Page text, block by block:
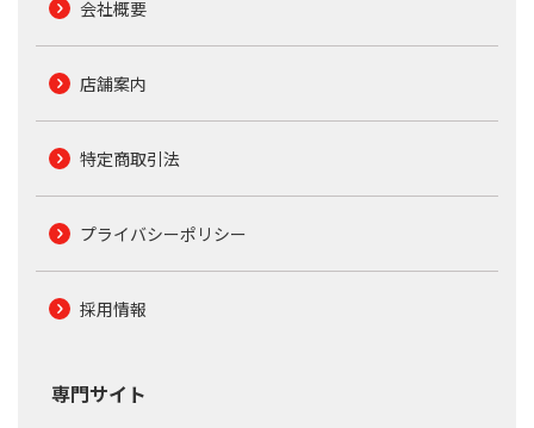
会社概要
店舗案内
特定商取引法
プライバシーポリシー
採用情報
専門サイト